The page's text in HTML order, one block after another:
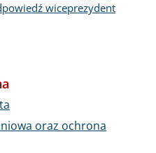
wiceprezydent
oraz ochrona